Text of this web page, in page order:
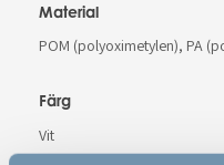
Material
POM (polyoximetylen), PA
Färg
Vit